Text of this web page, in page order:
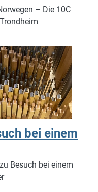
– Die 10C
bei einem
Besuch bei einem